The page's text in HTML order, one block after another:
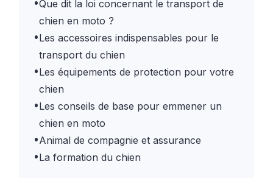
•Que dit la loi concernant le transport de
chien en moto ?
•Les accessoires indispensables pour le
transport du chien
•Les équipements de protection pour votre
chien
•Les conseils de base pour emmener un
chien en moto
•Animal de compagnie et assurance
•La formation du chien